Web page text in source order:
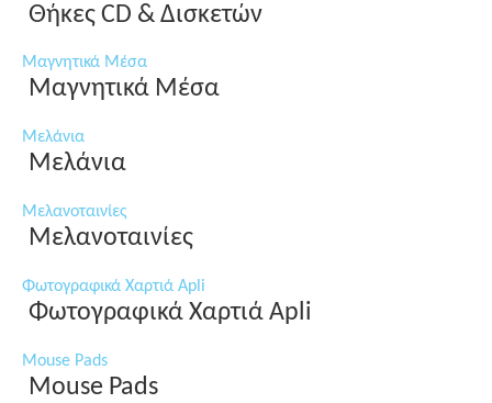
Θήκες CD & Δισκετών
Μαγνητικά Μέσα
Μαγνητικά Μέσα
Μελάνια
Μελάνια
Μελανοταινίες
Μελανοταινίες
Φωτογραφικά Χαρτιά Apli
Φωτογραφικά Χαρτιά Apli
Mouse Pads
Mouse Pads